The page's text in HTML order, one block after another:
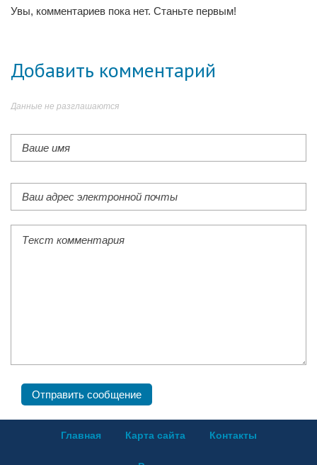
Увы, комментариев пока нет. Станьте первым!
Добавить комментарий
Данные не разглашаются
Главная Карта сайта Контакты